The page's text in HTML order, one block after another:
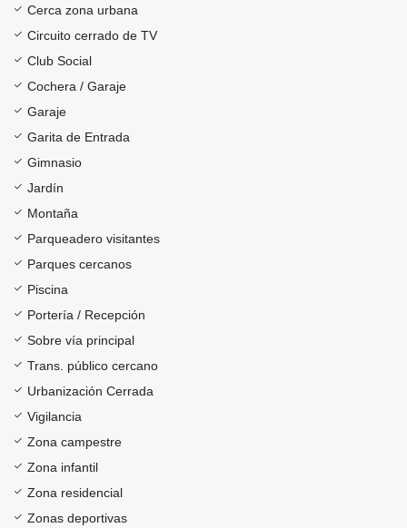
Cerca zona urbana
Circuito cerrado de TV
Club Social
Cochera / Garaje
Garaje
Garita de Entrada
Gimnasio
Jardín
Montaña
Parqueadero visitantes
Parques cercanos
Piscina
Portería / Recepción
Sobre vía principal
Trans. público cercano
Urbanización Cerrada
Vigilancia
Zona campestre
Zona infantil
Zona residencial
Zonas deportivas